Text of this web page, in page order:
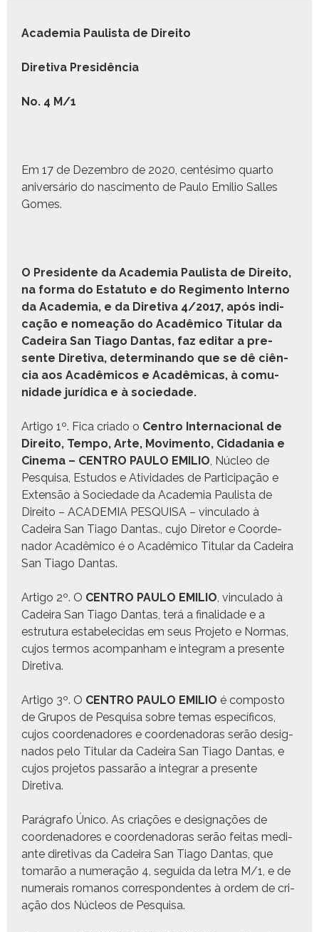
Acad­e­mia Paulista de Direito
Dire­ti­va Presidência
No. 4 M/1
Em 17 de Dezem­bro de 2020, cen­tési­mo quar­to
aniver­sário do nasci­men­to de Paulo Emilio Salles
Gomes.
O Pres­i­dente da Acad­e­mia Paulista de Dire­ito,
na for­ma do Estatu­to e do Reg­i­men­to Inter­no
da Acad­e­mia, e da Dire­ti­va 4/2017, após indi­
cação e nomeação do Acadêmi­co Tit­u­lar da
Cadeira San Tia­go Dan­tas, faz edi­tar a pre­
sente Dire­ti­va, deter­mi­nan­do que se dê ciên­
cia aos Acadêmi­cos e Acadêmi­cas, à comu­
nidade jurídi­ca e à sociedade.
Arti­go 1º. Fica cri­a­do o Cen­tro Inter­na­cional de
Dire­ito, Tem­po, Arte, Movi­men­to, Cidada­nia e
Cin­e­ma – CENTRO PAULO EMILIO, Núcleo de
Pesquisa, Estu­dos e Ativi­dades de Par­tic­i­pação e
Exten­são à Sociedade da Acad­e­mia Paulista de
Dire­ito – ACADEMIA PESQUISA – vin­cu­la­do à
Cadeira San Tia­go Dan­tas., cujo Dire­tor e Coor­de­
nador Acadêmi­co é o Acadêmi­co Tit­u­lar da Cadeira
San Tia­go Dantas.
Arti­go 2º. O CENTRO PAULO EMILIO, vin­cu­la­do à
Cadeira San Tia­go Dan­tas, terá a final­i­dade e a
estru­tu­ra esta­b­ele­ci­das em seus Pro­je­to e Nor­mas,
cujos ter­mos acom­pan­ham e inte­gram a pre­sente
Diretiva.
Arti­go 3º. O CENTRO PAULO EMILIO é com­pos­to
de Gru­pos de Pesquisa sobre temas especí­fi­cos,
cujos coor­de­nadores e coor­de­nado­ras serão des­ig­
na­dos pelo Tit­u­lar da Cadeira San Tia­go Dan­tas, e
cujos pro­je­tos pas­sarão a inte­grar a pre­sente
Diretiva.
Pará­grafo Úni­co. As cri­ações e des­ig­nações de
coor­de­nadores e coor­de­nado­ras serão feitas medi­
ante dire­ti­vas da Cadeira San Tia­go Dan­tas, que
tomarão a numer­ação 4, segui­da da letra M/1, e de
numerais romanos cor­re­spon­dentes à ordem de cri­
ação dos Núcleos de Pesquisa.